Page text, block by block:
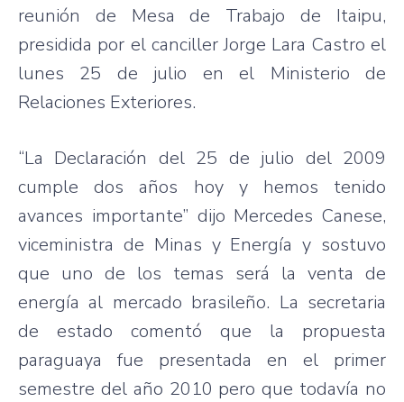
reunión de Mesa de Trabajo de Itaipu,
presidida por el canciller Jorge Lara Castro el
lunes 25 de julio en el Ministerio de
Relaciones Exteriores.
“La Declaración del 25 de julio del 2009
cumple dos años hoy y hemos tenido
avances importante” dijo Mercedes Canese,
viceministra de Minas y Energía y sostuvo
que uno de los temas será la venta de
energía al mercado brasileño. La secretaria
de estado comentó que la propuesta
paraguaya fue presentada en el primer
semestre del año 2010 pero que todavía no